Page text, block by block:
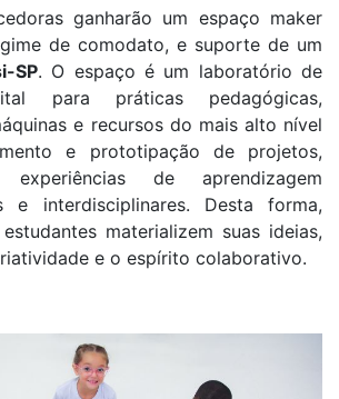
ganharão um espaço maker
de comodato, e suporte de um
SP. O espaço é um laboratório de
para práticas pedagógicas,
e recursos do mais alto nível
e prototipação de projetos,
de aprendizagem
e interdisciplinares. Desta forma,
materializem suas ideias,
e o espírito colaborativo.